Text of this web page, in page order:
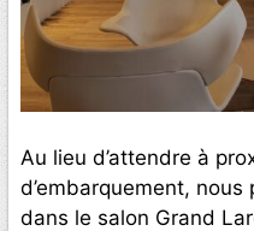
Au lieu d’attendre à
d’embarquement,
dans le salon Grand